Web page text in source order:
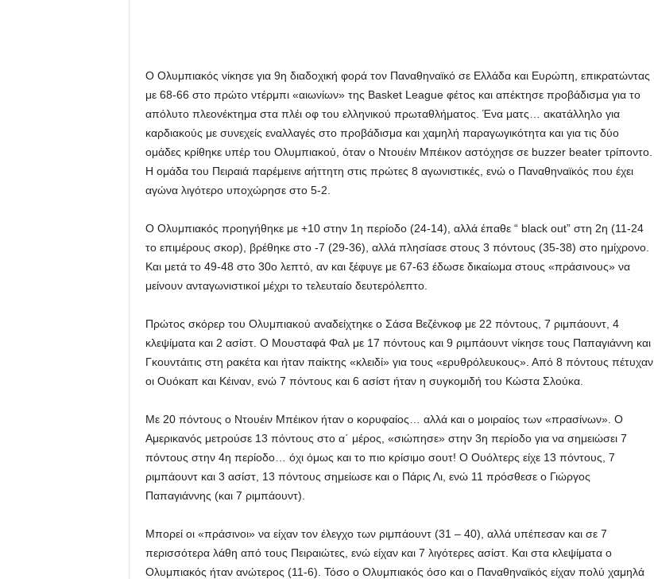
Ο Ολυμπιακός νίκησε για 9η διαδοχική φορά τον Παναθηναϊκό σε Ελλάδα και Ευρώπη, επικρατώντας
με 68-66 στο πρώτο ντέρμπι «αιωνίων» της Basket League φέτος και απέκτησε προβάδισμα για το
απόλυτο πλεονέκτημα στα πλέι οφ του ελληνικού πρωταθλήματος. Ένα ματς… ακατάλληλο για
καρδιακούς με συνεχείς εναλλαγές στο προβάδισμα και χαμηλή παραγωγικότητα και για τις δύο
ομάδες κρίθηκε υπέρ του Ολυμπιακού, όταν ο Ντουέιν Μπέικον αστόχησε σε buzzer beater τρίποντο.
Η ομάδα του Πειραιά παρέμεινε αήττητη στις πρώτες 8 αγωνιστικές, ενώ ο Παναθηναϊκός που έχει
αγώνα λιγότερο υποχώρησε στο 5-2.
Ο Ολυμπιακός προηγήθηκε με +10 στην 1η περίοδο (24-14), αλλά έπαθε “ black out” στη 2η (11-24
το επιμέρους σκορ), βρέθηκε στο -7 (29-36), αλλά πλησίασε στους 3 πόντους (35-38) στο ημίχρονο.
Και μετά το 49-48 στο 30ο λεπτό, αν και ξέφυγε με 67-63 έδωσε δικαίωμα στους «πράσινους» να
μείνουν ανταγωνιστικοί μέχρι το τελευταίο δευτερόλεπτο.
Πρώτος σκόρερ του Ολυμπιακού αναδείχτηκε ο Σάσα Βεζένκοφ με 22 πόντους, 7 ριμπάουντ, 4
κλεψίματα και 2 ασίστ. Ο Μουσταφά Φαλ με 17 πόντους και 9 ριμπάουντ νίκησε τους Παπαγιάννη και
Γκουντάιτις στη ρακέτα και ήταν παίκτης «κλειδί» για τους «ερυθρόλευκους». Από 8 πόντους πέτυχαν
οι Ουόκαπ και Κέιναν, ενώ 7 πόντους και 6 ασίστ ήταν η συγκομιδή του Κώστα Σλούκα.
Με 20 πόντους ο Ντουέιν Μπέικον ήταν ο κορυφαίος… αλλά και ο μοιραίος των «πρασίνων». Ο
Αμερικανός μετρούσε 13 πόντους στο α΄ μέρος, «σιώπησε» στην 3η περίοδο για να σημειώσει 7
πόντους στην 4η περίοδο… όχι όμως και το πιο κρίσιμο σουτ! O Oυόλτερς είχε 13 πόντους, 7
ριμπάουντ και 3 ασίστ, 13 πόντους σημείωσε και ο Πάρις Λι, ενώ 11 πρόσθεσε ο Γιώργος
Παπαγιάννης (και 7 ριμπάουντ).
Μπορεί οι «πράσινοι» να είχαν τον έλεγχο των ριμπάουντ (31 – 40), αλλά υπέπεσαν και σε 7
περισσότερα λάθη από τους Πειραιώτες, ενώ είχαν και 7 λιγότερες ασίστ. Και στα κλεψίματα ο
Ολυμπιακός ήταν ανώτερος (11-6). Τόσο ο Ολυμπιακός όσο και ο Παναθηναϊκός είχαν πολύ χαμηλά